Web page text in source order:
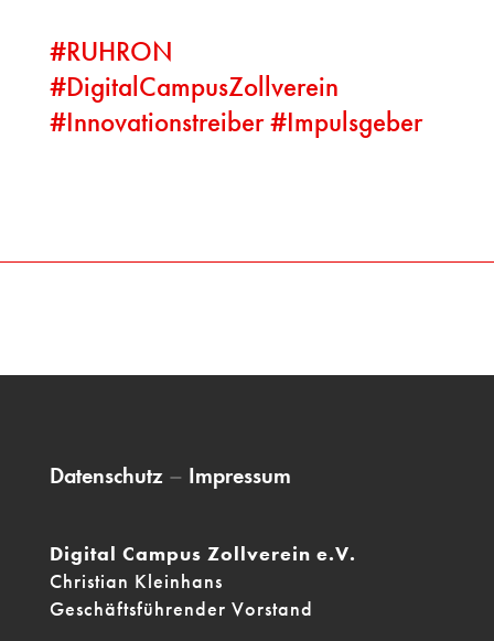
#RUHRON
#DigitalCampusZollverein
#Innovationstreiber#Impulsgeber
Datenschutz– Impressum
Digital Campus Zollverein e.V.
Christian Kleinhans
Geschäftsführender Vorstand